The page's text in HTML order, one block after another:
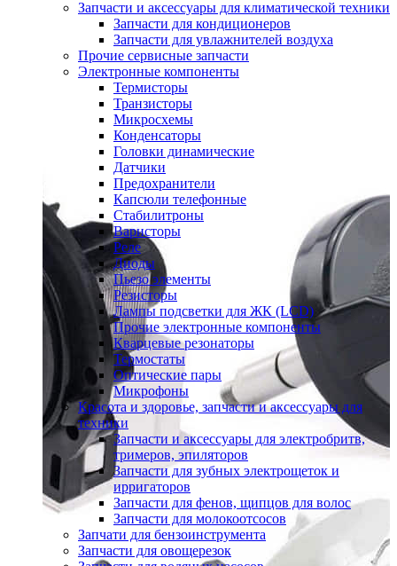
Запчасти и аксессуары для климатической техники
Запчасти для кондиционеров
Запчасти для увлажнителей воздуха
Прочие сервисные запчасти
Электронные компоненты
Термисторы
Транзисторы
Микросхемы
Конденсаторы
Головки динамические
Датчики
Предохранители
Капсюли телефонные
Стабилитроны
Варисторы
Реле
Диоды
Пьезо элементы
Резисторы
Лампы подсветки для ЖК (LCD)
Прочие электронные компоненты
Кварцевые резонаторы
Термостаты
Оптические пары
Микрофоны
Красота и здоровье, запчасти и аксессуары для
техники
Запчасти и аксессуары для электробритв,
тримеров, эпиляторов
Запчасти для зубных электрощеток и
ирригаторов
Запчасти для фенов, щипцов для волос
Запчасти для молокоотсосов
Запчати для бензоинструмента
Запчасти для овощерезок